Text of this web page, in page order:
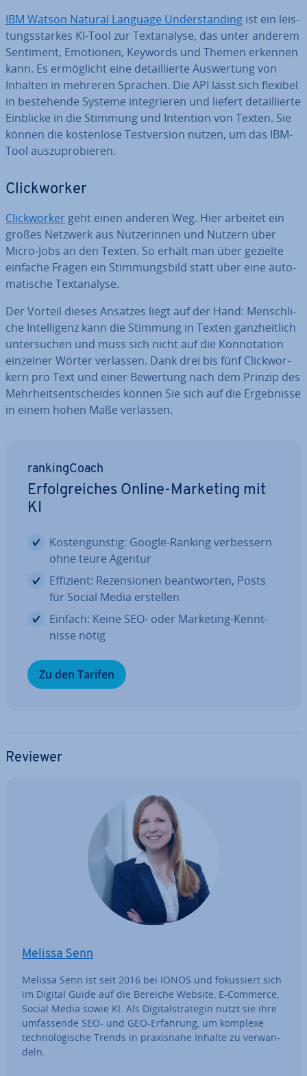
IBM Watson Natural Language Un­der­stan­ding ist ein leis­
tungs­star­kes KI-Tool zur Text­ana­ly­se, das unter anderem
Sentiment, Emotionen, Keywords und Themen erkennen
kann. Es er­mög­licht eine de­tail­lier­te Aus­wer­tung von
Inhalten in mehreren Sprachen. Die API lässt sich flexibel
in be­stehen­de Systeme in­te­grie­ren und liefert de­tail­lier­te
Einblicke in die Stimmung und Intention von Texten. Sie
können die kos­ten­lo­se Test­ver­si­on nutzen, um das IBM-
Tool aus­zu­pro­bie­ren.
Click­wor­ker
Click­wor­ker geht einen anderen Weg. Hier arbeitet ein
großes Netzwerk aus Nut­ze­rin­nen und Nutzern über
Micro-Jobs an den Texten. So erhält man über gezielte
einfache Fragen ein Stim­mungs­bild statt über eine au­to­
ma­ti­sche Text­ana­ly­se.
Der Vorteil dieses Ansatzes liegt auf der Hand: Mensch­li­
che In­tel­li­genz kann die Stimmung in Texten ganz­heit­lich
un­ter­su­chen und muss sich nicht auf die Kon­no­ta­ti­on
einzelner Wörter verlassen. Dank drei bis fünf Click­wor­
kern pro Text und einer Bewertung nach dem Prinzip des
Mehr­heits­ent­schei­des können Sie sich auf die Er­geb­nis­se
in einem hohen Maße verlassen.
ran­king­Coach
Er­folg­rei­ches Online-Marketing mit
KI
Kos­ten­güns­tig: Google-Ranking ver­bes­sern
ohne teure Agentur
Effizient: Re­zen­sio­nen be­ant­wor­ten, Posts
für Social Media erstellen
Einfach: Keine SEO- oder Marketing-Kennt­
nis­se nötig
Zu den Tarifen
Reviewer
Melissa Senn
Melissa Senn ist seit 2016 bei IONOS und fo­kus­siert sich
im Digital Guide auf die Bereiche Website, E-Commerce,
Social Media sowie KI. Als Di­gi­tal­stra­te­gin nutzt sie ihre
um­fas­sen­de SEO- und GEO-Erfahrung, um komplexe
tech­no­lo­gi­sche Trends in pra­xis­na­he Inhalte zu ver­wan­
deln.